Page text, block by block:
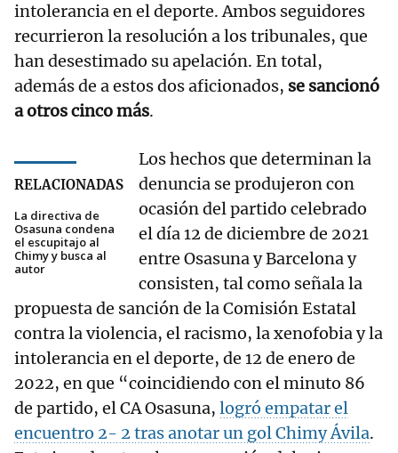
intolerancia en el deporte. Ambos seguidores
recurrieron la resolución a los tribunales, que
han desestimado su apelación. En total,
además de a estos dos aficionados, se sancionó
a otros cinco más.
RELACIONADAS
La directiva de
Osasuna condena
el escupitajo al
Chimy y busca al
autor
Los hechos que determinan la
denuncia se produjeron con
ocasión del partido celebrado
el día 12 de diciembre de 2021
entre Osasuna y Barcelona y
consisten, tal como señala la
propuesta de sanción de la Comisión Estatal
contra la violencia, el racismo, la xenofobia y la
intolerancia en el deporte, de 12 de enero de
2022, en que “coincidiendo con el minuto 86
de partido, el CA Osasuna, logró empatar el
encuentro 2- 2 tras anotar un gol Chimy Ávila.